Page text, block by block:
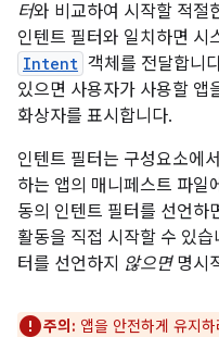
터와 비교하여 시작할 적절
인텐트 필터와 일치하면 시
Intent 객체를 전달합니
있으면 사용자가 사용할 앱
화상자를 표시합니다.
인텐트 필터는 구성요소에
하는 앱의 매니페스트 파일
동의 인텐트 필터를 선언하
활동을 직접 시작할 수 있
터를 선언하지 않으면명시
주의: 앱을 안전하게 유지하